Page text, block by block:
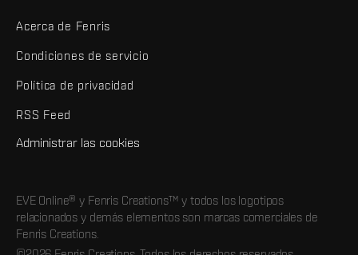
Acerca de Fenris
Condiciones de servicio
Política de privacidad
RSS Feed
Administrar las cookies
EVE Online® y Fenris Creations™ y todos los logotipos
relacionados y demás elementos son marcas comerciales de
Fenris Creations.